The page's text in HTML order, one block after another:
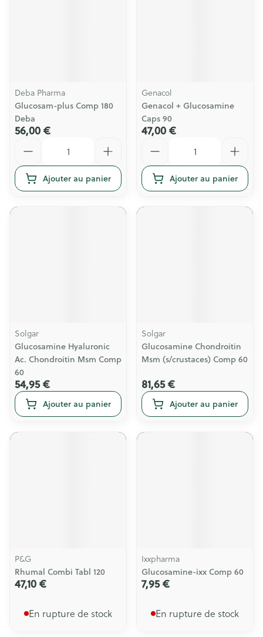
Deba Pharma
Glucosam-plus Comp 180
Deba
56,00 €
Ajouter au panier
Genacol
Genacol + Glucosamine
Caps 90
47,00 €
Ajouter au panier
Solgar
Glucosamine Hyaluronic
Ac. Chondroitin Msm Comp
60
54,95 €
Ajouter au panier
Solgar
Glucosamine Chondroitin
Msm (s/crustaces) Comp 60
81,65 €
Ajouter au panier
P&G
Rhumal Combi Tabl 120
47,10 €
En rupture de stock
Ixxpharma
Glucosamine-ixx Comp 60
7,95 €
En rupture de stock